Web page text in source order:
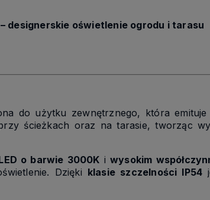
designerskie oświetlenie ogrodu i tarasu
do użytku zewnętrznego, która emituje
ścieżkach oraz na tarasie, tworząc
o barwie 3000K iwysokim
Dzięki klasie szczelności IP54